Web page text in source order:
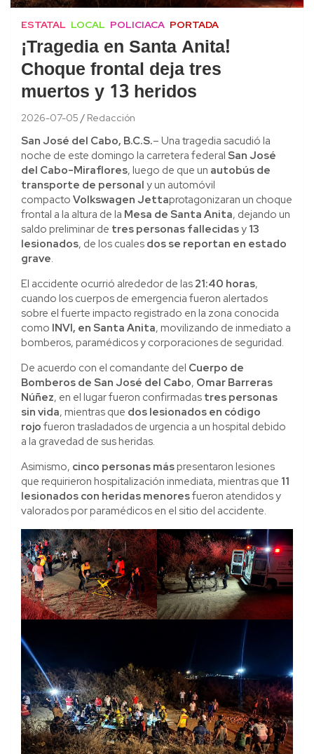
ESTATAL LOCAL POLICIACA PORTADA
¡Tragedia en Santa Anita!
Choque frontal deja tres
muertos y 13 heridos
2026-07-05 Redacción
San José del Cabo, B.C.S.– Una tragedia sacudió la
noche de este domingo la carretera federal San José
del Cabo-Miraflores, luego de que un autobús de
transporte de personal y un automóvil
compacto Volkswagen Jettaprotagonizaran un choque
frontal a la altura de la Mesa de Santa Anita, dejando un
saldo preliminar de tres personas fallecidasy 13
lesionados, de los cuales dos se reportan en estado
grave.
El accidente ocurrió alrededor de las 21:40 horas,
cuando los cuerpos de emergencia fueron alertados
sobre el fuerte impacto registrado en la zona conocida
como INVI, en Santa Anita, movilizando de inmediato a
bomberos, paramédicos y corporaciones de seguridad.
De acuerdo con el comandante del Cuerpo de
Bomberos de San José del Cabo, Omar Barreras
Núñez, en el lugar fueron confirmadas tres personas
sin vida, mientras que dos lesionados en código
rojo fueron trasladados de urgencia a un hospital debido
a la gravedad de sus heridas.
Asimismo, cinco personas máspresentaron lesiones
que requirieron hospitalización inmediata, mientras que 11
lesionados con heridas menoresfueron atendidos y
valorados por paramédicos en el sitio del accidente.